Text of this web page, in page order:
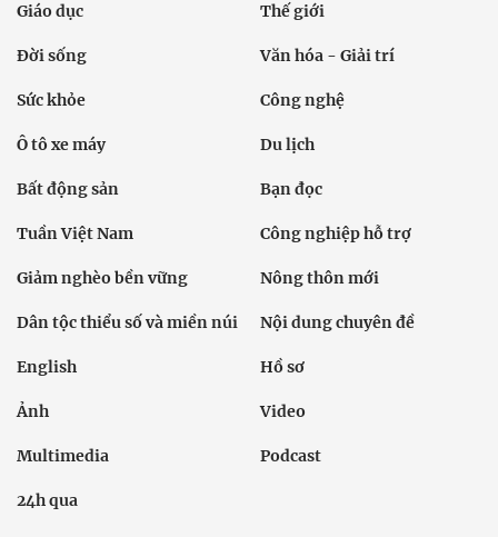
Giáo dục Thế giới
Đời sống Văn hóa - Giải trí
Sức khỏe Công nghệ
Ô tô xe máy Du lịch
Bất động sản Bạn đọc
Tuần Việt Nam Công nghiệp hỗ trợ
Giảm nghèo bền vững Nông thôn mới
Dân tộc thiểu số và miền núi Nội dung chuyên đề
English Hồ sơ
Ảnh Video
Multimedia Podcast
24h qua